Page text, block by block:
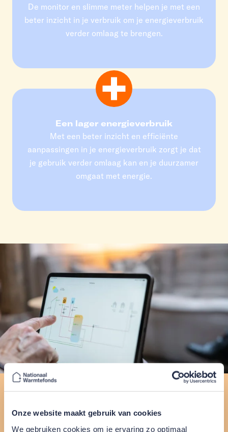
Onze website maakt gebruik van cookies
We gebruiken cookies om je ervaring zo optimaal
De monitor en slimme meter helpen je met een
beter inzicht in je verbruik om je energieverbruik
verder omlaag te brengen.
Een lager energieverbruik
Met een beter inzicht en efficiënte
aanpassingen in je energieverbruik zorgt je dat
je gebruik verder omlaag kan en je duurzamer
omgaat met energie.
Werking
Hoe werkt een